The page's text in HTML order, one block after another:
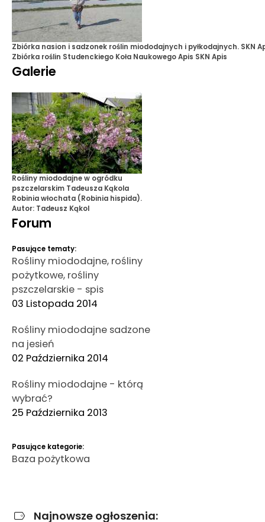
Zbiórka nasion i sadzonek roślin miododajnych i pyłkodajnych. SKN
Zbiórka roślin Studenckiego Koła Naukowego Apis SKN Apis
Galerie
Rośliny miododajne w ogródku
pszczelarskim Tadeusza Kąkola
Robinia włochata (Robinia hispida).
Autor: Tadeusz Kąkol
Forum
Pasujące tematy:
Rośliny miododajne, rośliny
pożytkowe, rośliny
pszczelarskie - spis
03 Listopada 2014
Rośliny miododajne sadzone
na jesień
02 Października 2014
Rośliny miododajne - którą
wybrać?
25 Października 2013
Pasujące kategorie:
Baza pożytkowa
Najnowsze ogłoszenia: